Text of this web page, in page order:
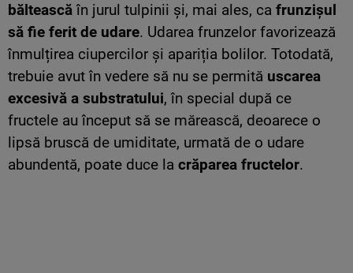
bălteascăîn jurul tulpinii și, mai ales, ca frunzișul
să fie ferit de udare. Udarea frunzelor favorizează
înmulțirea ciupercilor și apariția bolilor. Totodată,
trebuie avut în vedere să nu se permită uscarea
excesivă a substratului, în special după ce
fructele au început să se mărească, deoarece o
lipsă bruscă de umiditate, urmată de o udare
abundentă, poate duce la crăparea fructelor.